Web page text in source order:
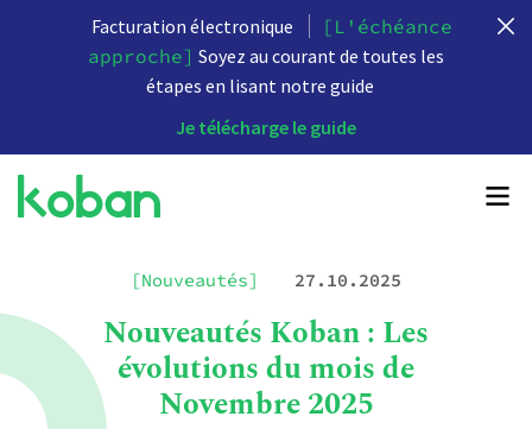
Facturation électronique
[L'échéance
approche] Soyez au courant de toutes les
étapes en lisant notre guide
Je télécharge le guide
[Nouveautés] 27.10.2025
Nouveautés Koban : Les
évolutions du mois de
Novembre 2025